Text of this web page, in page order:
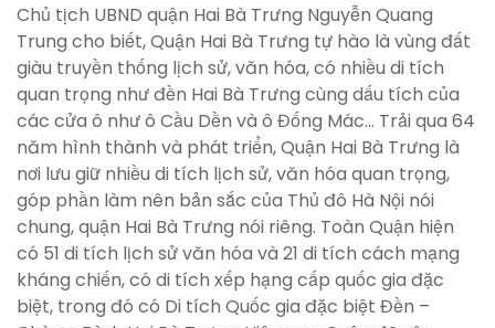
Chủ tịch UBND quận Hai Bà Trưng Nguyễn Quang
Trung cho biết, Quận Hai Bà Trưng tự hào là vùng đất
giàu truyền thống lịch sử, văn hóa, có nhiều di tích
quan trọng như đền Hai Bà Trưng cùng dấu tích của
các cửa ô như ô Cầu Dền và ô Đống Mác… Trải qua 64
năm hình thành và phát triển, Quận Hai Bà Trưng là
nơi lưu giữ nhiều di tích lịch sử, văn hóa quan trọng,
góp phần làm nên bản sắc của Thủ đô Hà Nội nói
chung, quận Hai Bà Trưng nói riêng. Toàn Quận hiện
có 51 di tích lịch sử văn hóa và 21 di tích cách mạng
kháng chiến, có di tích xếp hạng cấp quốc gia đặc
biệt, trong đó có Di tích Quốc gia đặc biệt Đền –